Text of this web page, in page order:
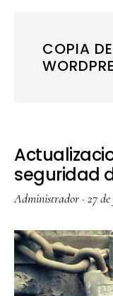
COPIA
seguridad
Administrador · 27